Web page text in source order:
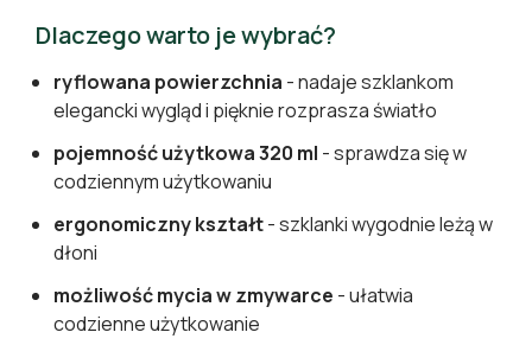
Dlaczego warto je wybrać?
ryflowana powierzchnia - nadaje szklankom
elegancki wygląd i pięknie rozprasza światło
pojemność użytkowa 320 ml - sprawdza się w
codziennym użytkowaniu
ergonomiczny kształt- szklanki wygodnie leżą w
dłoni
możliwość mycia w zmywarce - ułatwia
codzienne użytkowanie